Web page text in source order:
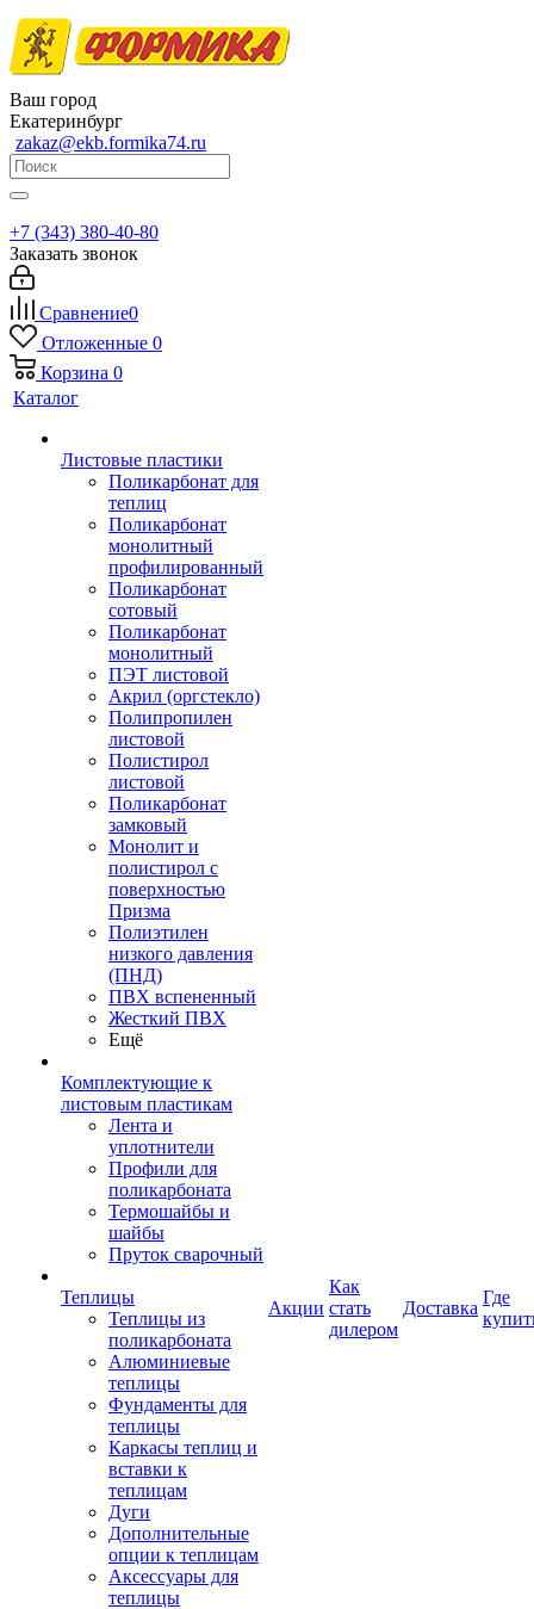
Ваш город
Екатеринбург
zakaz@ekb.formika74.ru
+7 (343) 380-40-80
Заказать звонок
Сравнение0
Отложенные 0
Корзина 0
Каталог
Листовые пластики
Поликарбонат для
теплиц
Поликарбонат
монолитный
профилированный
Поликарбонат
сотовый
Поликарбонат
монолитный
ПЭТ листовой
Акрил (оргстекло)
Полипропилен
листовой
Полистирол
листовой
Поликарбонат
замковый
Монолит и
полистирол с
поверхностью
Призма
Полиэтилен
низкого давления
(ПНД)
ПВХ вспененный
Жесткий ПВХ
Ещё
Комплектующие к
листовым пластикам
Лента и
уплотнители
Профили для
поликарбоната
Термошайбы и
шайбы
Пруток сварочный
Теплицы
Теплицы из
поликарбоната
Алюминиевые
теплицы
Фундаменты для
теплицы
Каркасы теплиц и
вставки к
теплицам
Дуги
Дополнительные
опции к теплицам
Аксессуары для
теплицы
Акции
Как
стать
дилером
Доставка
Где